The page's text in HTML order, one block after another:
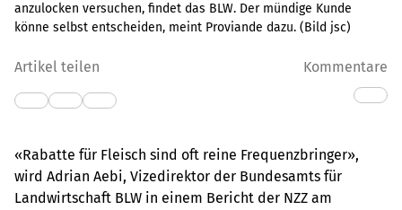
anzulocken versuchen, findet das BLW. Der mündige Kunde
könne selbst entscheiden, meint Proviande dazu. (Bild jsc)
Artikel teilen Kommentare
«Rabatte für Fleisch sind oft reine Frequenzbringer»,
wird Adrian Aebi, Vizedirektor der Bundesamts für
Landwirtschaft BLW in einem Bericht der NZZ am